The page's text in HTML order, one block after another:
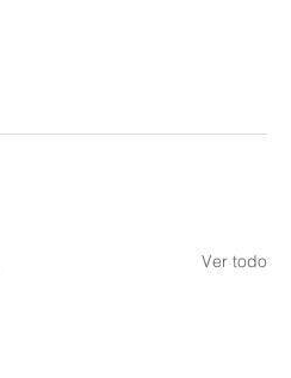
Ver todo